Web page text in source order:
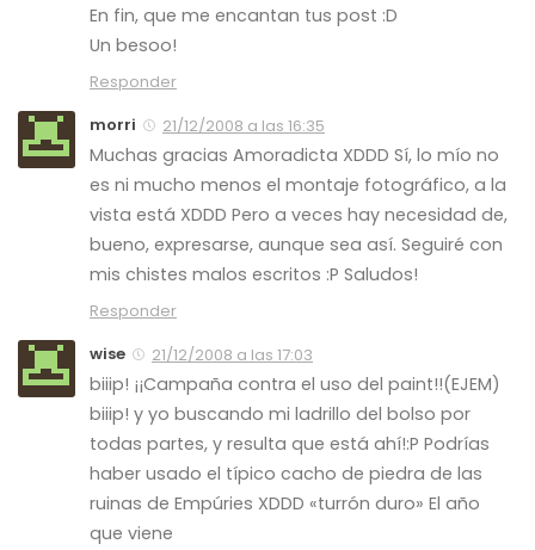
En fin, que me encantan tus post :D
Un besoo!
Responder
morri
21/12/2008 a las 16:35
Muchas gracias Amoradicta XDDD Sí, lo mío no
es ni mucho menos el montaje fotográfico, a la
vista está XDDD Pero a veces hay necesidad de,
bueno, expresarse, aunque sea así. Seguiré con
mis chistes malos escritos :P Saludos!
Responder
wise
21/12/2008 a las 17:03
biiip! ¡¡Campaña contra el uso del paint!!(EJEM)
biiip! y yo buscando mi ladrillo del bolso por
todas partes, y resulta que está ahí!:P Podrías
haber usado el típico cacho de piedra de las
ruinas de Empúries XDDD «turrón duro» El año
que viene